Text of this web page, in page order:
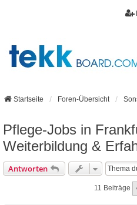
Startseite Foren-Übersicht
Pflege-Jobs in
Weiterbildung &
Antworten
11 Beiträge